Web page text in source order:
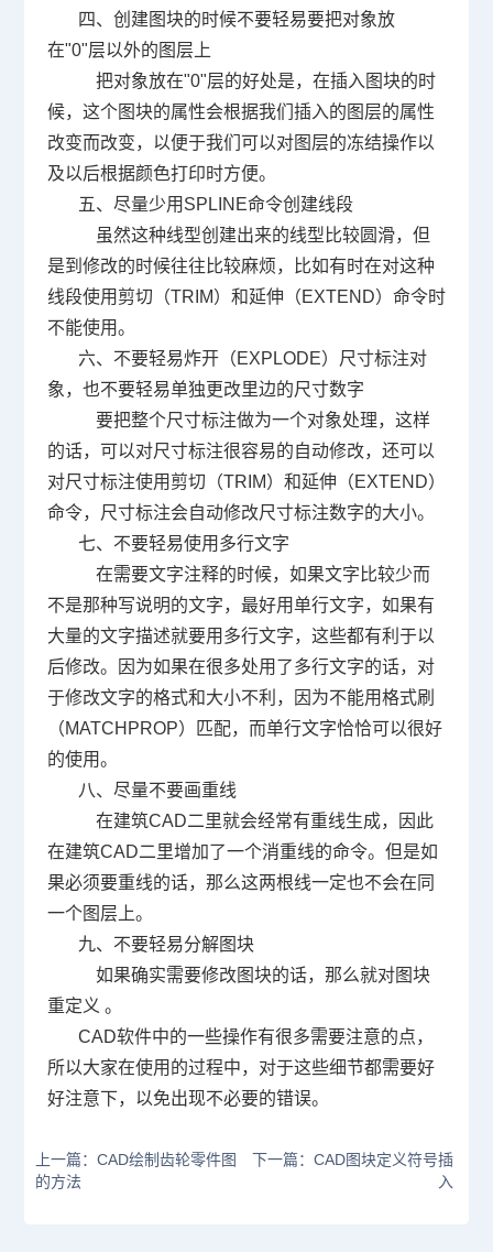
四、创建图块的时候不要轻易要把对象放
在"0"层以外的图层上
把对象放在"0"层的好处是，在插入图块的时
候，这个图块的属性会根据我们插入的图层的属性
改变而改变，以便于我们可以对图层的冻结操作以
及以后根据颜色打印时方便。
五、尽量少用 SPLINE命令创建线段
虽然这种线型创建出来的线型比较圆滑，但
是到修改的时候往往比较麻烦，比如有时在对这种
线段使用剪切（TRIM ）和延伸（ EXTEND）命令时
不能使用。
六、不要轻易炸开（ EXPLODE）尺寸标注对
象，也不要轻易单独更改里边的尺寸数字
要把整个尺寸标注做为一个对象处理，这样
的话，可以对尺寸标注很容易的自动修改，还可以
对尺寸标注使用剪切（TRIM ）和延伸（ EXTEND）
命令，尺寸标注会自动修改尺寸标注数字的大小。
七、不要轻易使用多行文字
在需要文字注释的时候，如果文字比较少而
不是那种写说明的文字，最好用单行文字，如果有
大量的文字描述就要用多行文字，这些都有利于以
后修改。因为如果在很多处用了多行文字的话，对
于修改文字的格式和大小不利，因为不能用格式刷
（ MATCHPROP）匹配，而单行文字恰恰可以很好
的使用。
八、尽量不要画重线
在建筑CAD二里就会经常有重线生成，因此
在建筑CAD二里增加了一个消重线的命令。但是如
果必须要重线的话，那么这两根线一定也不会在同
一个图层上。
九、不要轻易分解图块
如果确实需要修改图块的话，那么就对图块
重定义 。
CAD软件中的一些操作有很多需要注意的点，
所以大家在使用的过程中，对于这些细节都需要好
好注意下，以免出现不必要的错误。
上一篇：CAD绘制齿轮零件图
的方法
下一篇：CAD图块定义符号插
入